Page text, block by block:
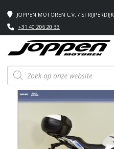
JOPPEN MOTOREN C.V. /
+31 40 206 20 33
Producten
zoeken